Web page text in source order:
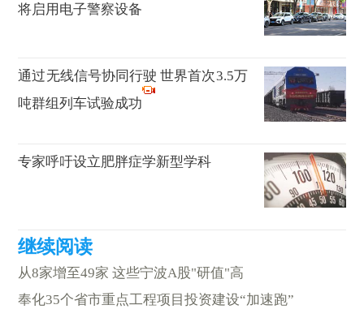
将启用电子警察设备
通过无线信号协同行驶 世界首次3.5万
吨群组列车试验成功
专家呼吁设立肥胖症学新型学科
从8家增至49家 这些宁波A股"研值"高
奉化35个省市重点工程项目投资建设“加速跑”